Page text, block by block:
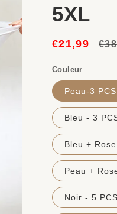
5XL
€21,99
Couleur
Peau-3 PCS
Bleu - 3
Bleu +
Peau +
Noir - 5 PCS